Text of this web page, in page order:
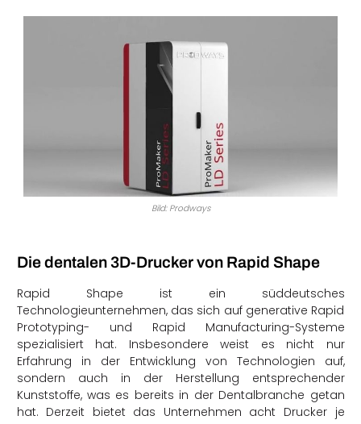
Bild: Prodways
Die dentalen 3D-Drucker von Rapid Shape
Rapid Shape ist ein süddeutsches
Technologieunternehmen, das sich auf generative Rapid
Prototyping- und Rapid Manufacturing-Systeme
spezialisiert hat. Insbesondere weist es nicht nur
Erfahrung in der Entwicklung von Technologien auf,
sondern auch in der Herstellung entsprechender
Kunststoffe, was es bereits in der Dentalbranche getan
hat. Derzeit bietet das Unternehmen acht Drucker je